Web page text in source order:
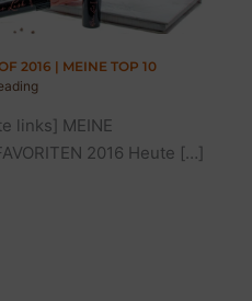
2016 | MEINE TOP 10
links] MEINE
2016 Heute […]